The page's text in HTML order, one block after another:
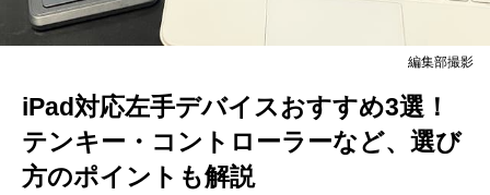
編集部撮影
iPad対応左手デバイスおすすめ3選！
テンキー・コントローラーなど、選び
方のポイントも解説